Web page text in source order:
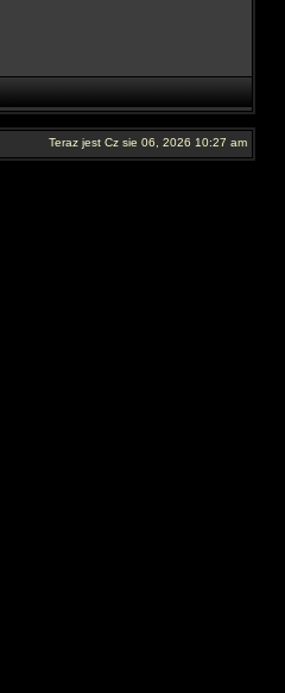
Teraz jest Cz sie 06, 2026 10:27 am